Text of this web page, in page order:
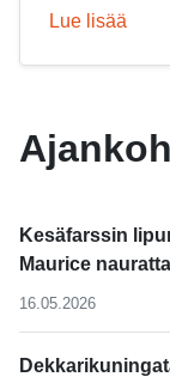
Kesäfarssin
Maurice
16.05.2026
Lue lisää